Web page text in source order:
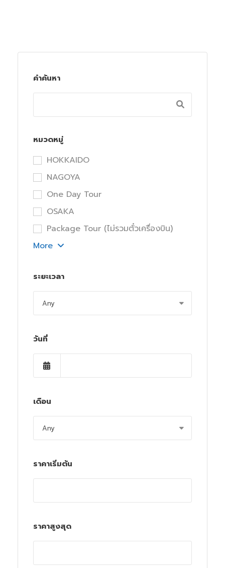
คำค้นหา
หมวดหมู่
HOKKAIDO
NAGOYA
One Day Tour
OSAKA
Package Tour (ไม่รวมตั๋วเครื่องบิน)
More
ระยะเวลา
วันที่
เดือน
ราคาเริ่มต้น
ราคาสูงสุด